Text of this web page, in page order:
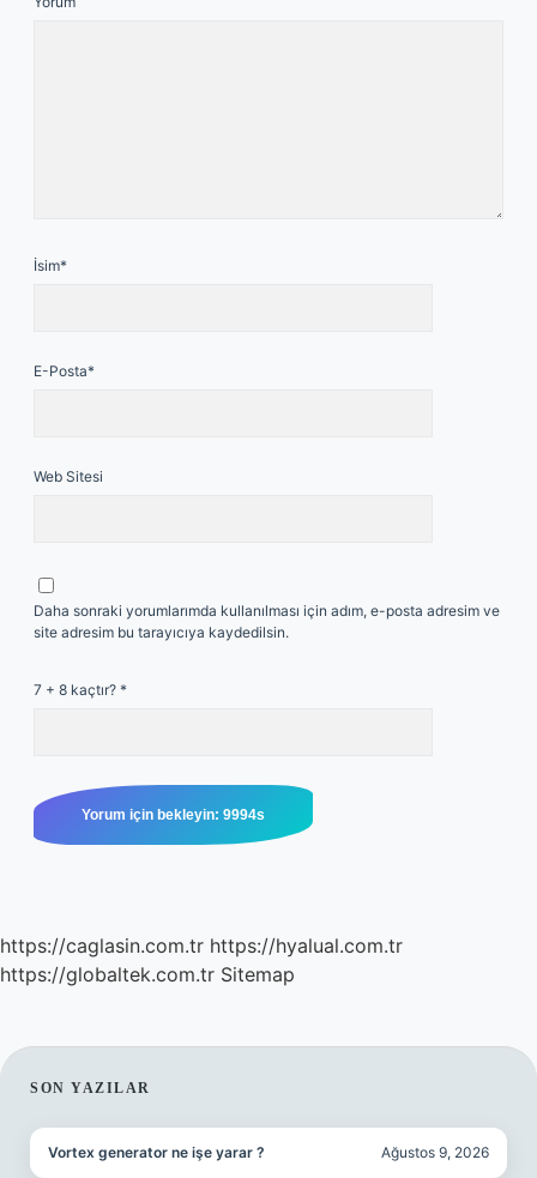
İsim*
E-Posta*
Web Sitesi
Daha sonraki yorumlarımda kullanılması için adım, e-posta adresim ve
site adresim bu tarayıcıya kaydedilsin.
7 + 8 kaçtır? *
https://caglasin.com.tr https://hyalual.com.tr
https://globaltek.com.tr Sitemap
SIDEBAR
SON YAZILAR
Vortex generator ne işe yarar ? Ağustos 9, 2026